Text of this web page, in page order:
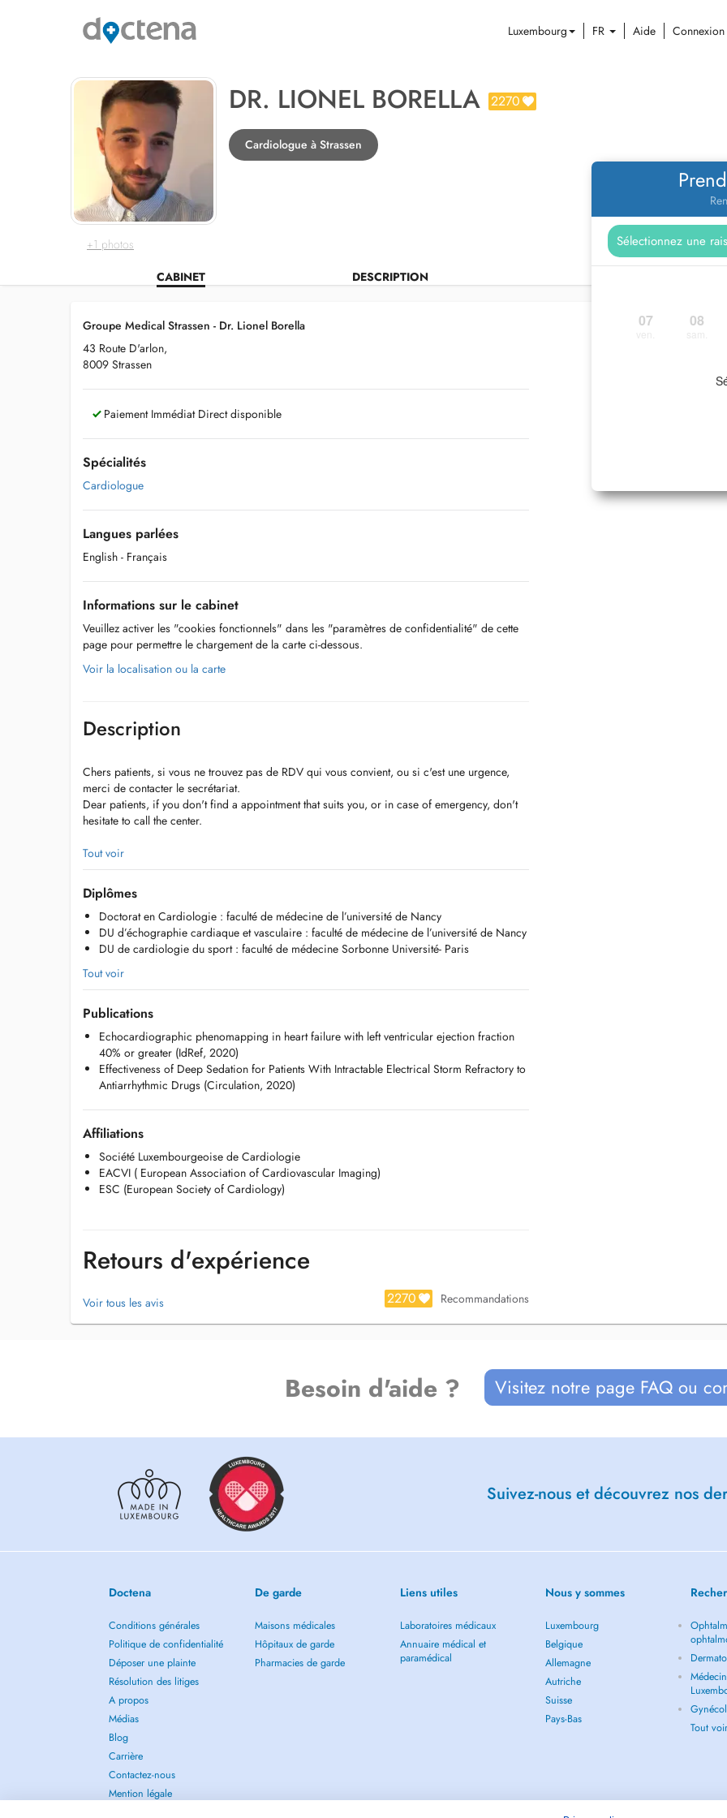
Luxembourg FR Aide Connexion
+1 photos
DR. LIONEL BORELLA 2270
Cardiologue à Strassen
CABINET DESCRIPTION
07 08
Groupe Medical Strassen - Dr. Lionel Borella
43 Route D'arlon,
8009 Strassen
Paiement Immédiat Direct disponible
Spécialités
Cardiologue
Langues parlées
English - Français
Informations sur le cabinet
Veuillez activer les "cookies fonctionnels" dans les "paramètres de confidentialité" de cette
page pour permettre le chargement de la carte ci-dessous.
Voir la localisation ou la carte
Description
Chers patients, si vous ne trouvez pas de RDV qui vous convient, ou si c'est une urgence,
merci de contacter le secrétariat.
Dear patients, if you don't find a appointment that suits you, or in case of emergency, don't
hesitate to call the center.
Parking gratuit à l'arrière du centre médical.
Free park juste behind the medical center.
Téléphone : 2 777 333
Mail :cabinetdrborella@gmail.com
Tout voir
Diplômes
Doctorat en Cardiologie : faculté de médecine de l’université de Nancy
DU d’échographie cardiaque et vasculaire : faculté de médecine de l’université de Nancy
DU de cardiologie du sport : faculté de médecine Sorbonne Université- Paris
Tout voir
Publications
Echocardiographic phenomapping in heart failure with left ventricular ejection fraction
40% or greater (IdRef, 2020)
Effectiveness of Deep Sedation for Patients With Intractable Electrical Storm Refractory to
Antiarrhythmic Drugs (Circulation, 2020)
Affiliations
Société Luxembourgeoise de Cardiologie
EACVI ( European Association of Cardiovascular Imaging)
ESC (European Society of Cardiology)
Retours d'expérience
Voir tous les avis 2270 Recommandations
Besoin d'aide ? Visitez notre page FAQ ou
Suivez-nous et découvrez nos
Doctena
Conditions générales
Politique de confidentialité
Déposer une plainte
Résolution des litiges
A propos
Médias
Blog
Carrière
Contactez-nous
Mention légale
De garde
Maisons médicales
Hôpitaux de garde
Pharmacies de garde
Liens utiles
Laboratoires médicaux
Annuaire médical et
paramédical
Nous y sommes
Luxembourg
Belgique
Allemagne
Autriche
Suisse
Pays-Bas
Tout